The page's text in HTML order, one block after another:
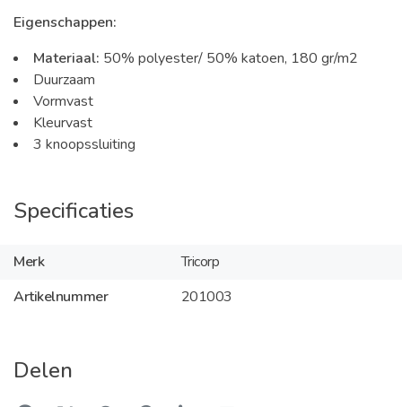
Eigenschappen:
Materiaal: 50% polyester/ 50% katoen, 180 gr/m2
Duurzaam
Vormvast
Kleurvast
3 knoopssluiting
Specificaties
Merk
Tricorp
Artikelnummer
201003
Delen